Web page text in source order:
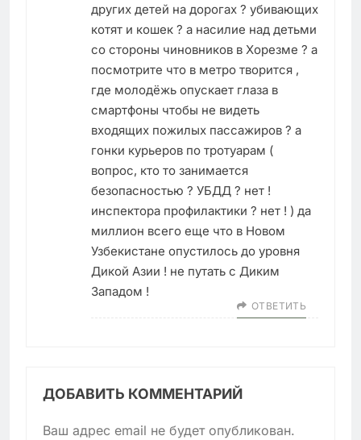
других детей на дорогах ? убивающих
котят и кошек ? а насилие над детьми
со стороны чиновников в Хорезме ? а
посмотрите что в метро творится ,
где молодёжь опускает глаза в
смартфоны чтобы не видеть
входящих пожилых пассажиров ? а
гонки курьеров по тротуарам (
вопрос, кто то занимается
безопасностью ? УБДД ? нет !
инспектора профилактики ? нет ! ) да
миллион всего еще что в Новом
Узбекистане опустилось до уровня
Дикой Азии ! не путать с Диким
Западом !
ОТВЕТИТЬ
ДОБАВИТЬ КОММЕНТАРИЙ
Ваш адрес email не будет опубликован.